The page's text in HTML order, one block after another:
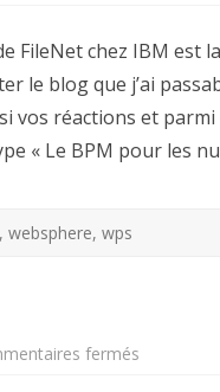
nuls »
et
autres
sujets
FileNet chez IBM est
le blog que j’ai
vos réactions et parmi
« Le BPM pour les
, websphere, wps
fermés